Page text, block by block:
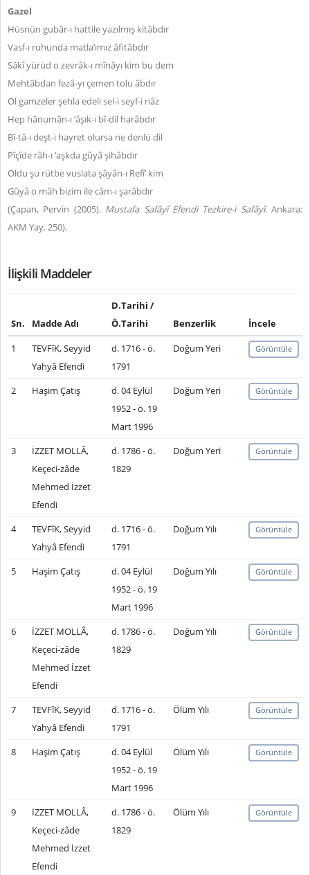
Gazel
Hüsnün gubâr-ı hattile yazılmış kitâbdır
Vasf-ı ruhunda matla’ımız âfitâbdır
Sâkî yürüd o zevrâk-ı mînâyı kim bu dem
Mehtâbdan fezâ-yı çemen tolu âbdır
Ol gamzeler şehla edeli sel-i seyf-i nâz
Hep hânumân-ı ‘âşık-ı bî-dil harâbdır
Bî-tâ-ı deşt-i hayret olursa ne denlü dil
Pîçîde râh-ı ‘aşkda gûyâ şihâbdır
Oldu şu rütbe vuslata şâyân-ı Refî’ kim
Gûyâ o mâh bizim ile câm-ı şarâbdır
(Çapan, Pervin (2005). Mustafa Safâyî Efendi Tezkire-i Safâyî. Ankara:
AKM Yay. 250).
İlişkili Maddeler
Sn. Madde Adı
D.Tarihi /
Ö.Tarihi
Benzerlik
İncele
1
TEVFîK, Seyyid
Yahyâ Efendi
d. 1716 - ö.
1791
Doğum Yeri Görüntüle
2 Haşim Çatış
d. 04 Eylül
1952 - ö. 19
Mart 1996
Doğum Yeri Görüntüle
3
İZZET MOLLÂ,
Keçeci-zâde
Mehmed İzzet
Efendi
d. 1786 - ö.
1829
Doğum Yeri Görüntüle
4
TEVFîK, Seyyid
Yahyâ Efendi
d. 1716 - ö.
1791
Doğum Yılı Görüntüle
5 Haşim Çatış
d. 04 Eylül
1952 - ö. 19
Mart 1996
Doğum Yılı Görüntüle
6
İZZET MOLLÂ,
Keçeci-zâde
Mehmed İzzet
Efendi
d. 1786 - ö.
1829
Doğum Yılı Görüntüle
7
TEVFîK, Seyyid
Yahyâ Efendi
d. 1716 - ö.
1791
Ölüm Yılı Görüntüle
8 Haşim Çatış
d. 04 Eylül
1952 - ö. 19
Mart 1996
Ölüm Yılı Görüntüle
9
İZZET MOLLÂ,
Keçeci-zâde
Mehmed İzzet
Efendi
d. 1786 - ö.
1829
Ölüm Yılı Görüntüle